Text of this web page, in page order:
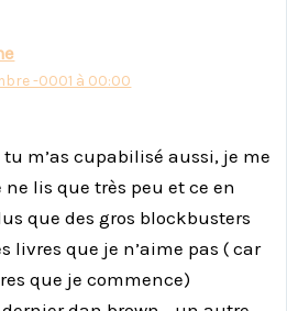
-0001 à 00:00
m’as cupabilisé aussi, je me
lis que très peu et ce en
que des gros blockbusters
livres que je n’aime pas ( car
que je commence)